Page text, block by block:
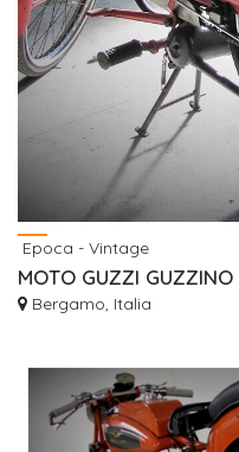
Epoca - Vintage
MOTO GUZZI
Bergamo, Italia